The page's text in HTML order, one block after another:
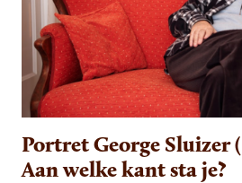
Portret George Sluizer
Aan welke kant sta je?